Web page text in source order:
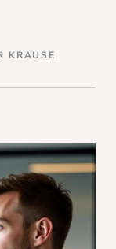
KRAUSE